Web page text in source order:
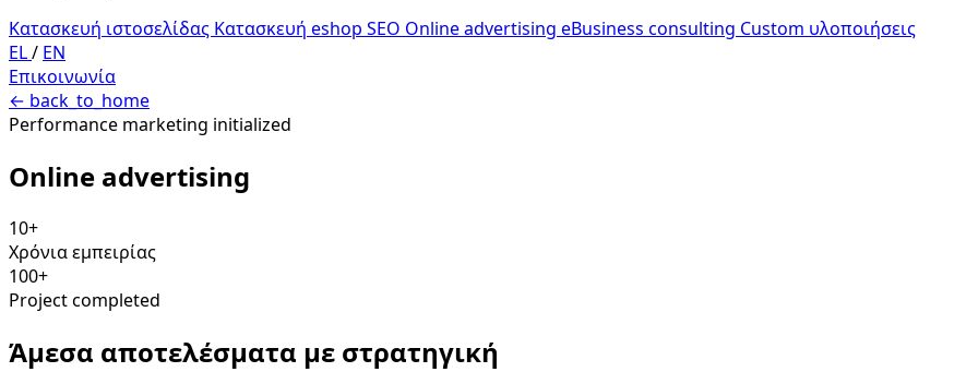
Κατασκευή ιστοσελίδας Κατασκευή eshop SEO Online advertising eBusiness consulting Custom υλοποιήσεις
EL/ EN
Επικοινωνία
← back_to_home
Performance marketing initialized
Online advertising
10+
Χρόνια εμπειρίας
100+
Project completed
Άμεσα αποτελέσματα με στρατηγική